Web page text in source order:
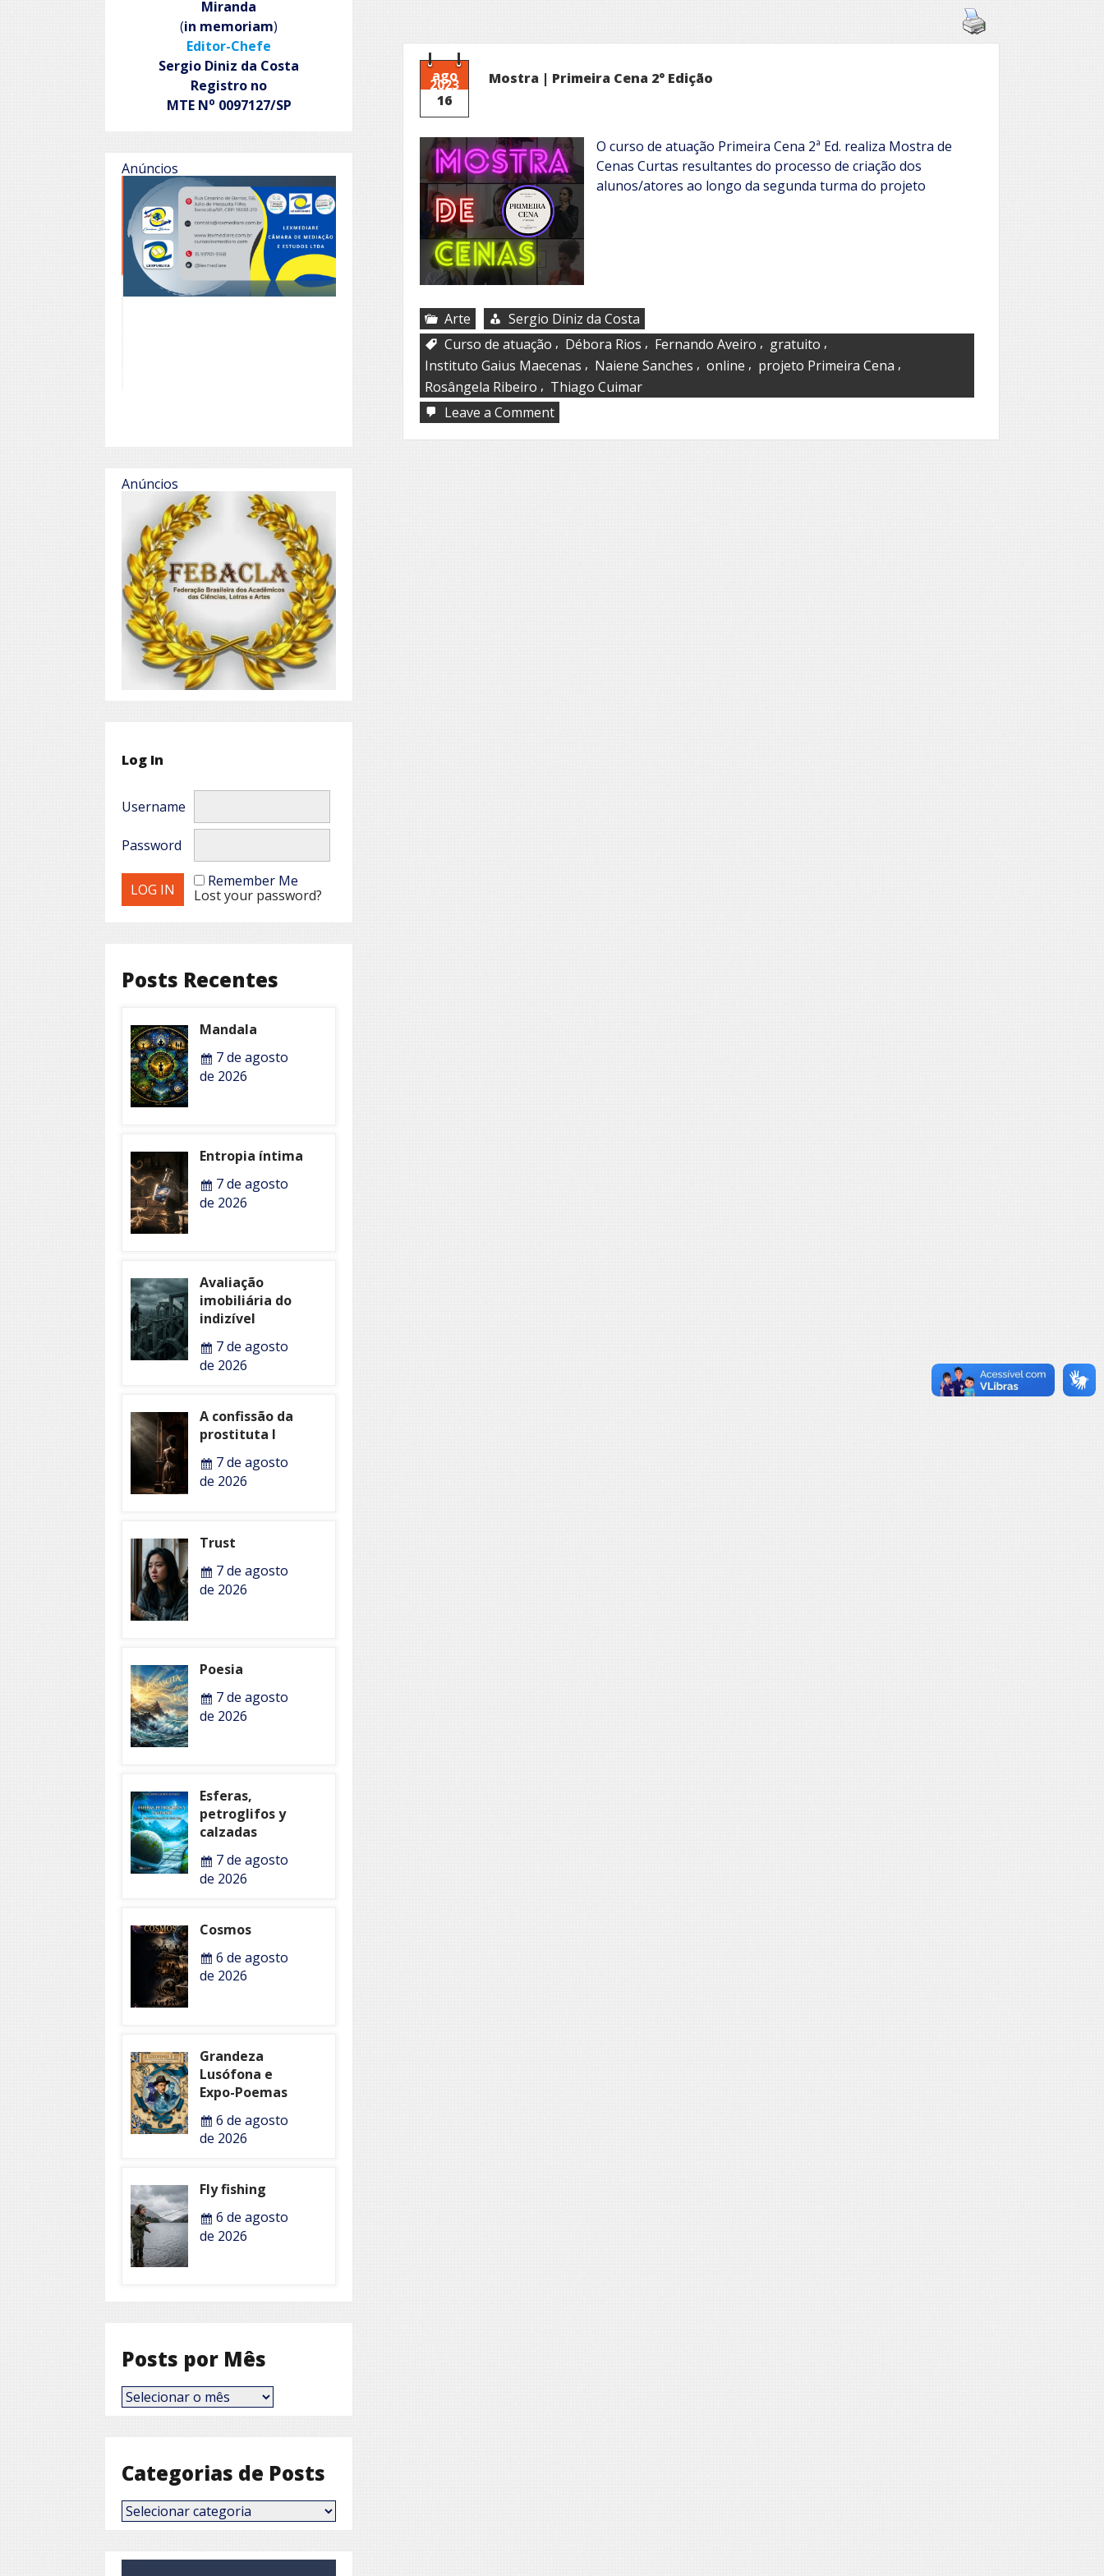
ago
2023
16
Mostra | Primeira Cena 2° Edição
O curso de atuação Primeira Cena 2ª Ed. realiza Mostra de
Cenas Curtas resultantes do processo de criação dos
alunos/atores ao longo da segunda turma do projeto
Arte
Sergio Diniz da Costa
Curso de atuação , Débora Rios , Fernando Aveiro , gratuito ,
Instituto Gaius Maecenas , Naiene Sanches , online , projeto Primeira Cena ,
Rosângela Ribeiro , Thiago Cuimar
Leave a Commenton
Mostra
|
Miranda
(in memoriam)
Editor-Chefe
Sergio Diniz da Costa
Registro no
MTE No 0097127/SP
Anúncios
Anúncios
Log In
Username
Password
Remember Me
Lost your password?
Posts Recentes
Mandala
7 de agosto
de 2026
Entropia íntima
7 de agosto
de 2026
Avaliação
imobiliária do
indizível
7 de agosto
de 2026
A confissão da
prostituta I
7 de agosto
de 2026
Trust
7 de agosto
de 2026
Poesia
7 de agosto
de 2026
Esferas,
petroglifos y
calzadas
7 de agosto
de 2026
Cosmos
6 de agosto
de 2026
Grandeza
Lusófona e
Expo-Poemas
6 de agosto
de 2026
Fly fishing
6 de agosto
de 2026
Posts por Mês
Posts
por
Categorias de Posts
Categorias
de